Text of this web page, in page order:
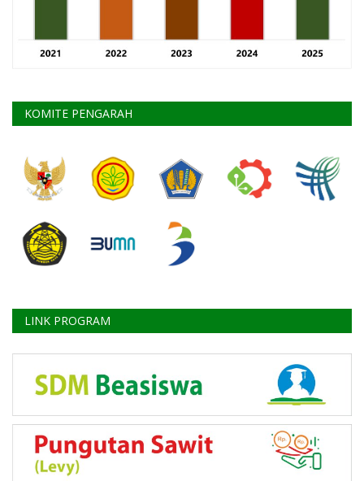
KOMITE PENGARAH
LINK PROGRAM